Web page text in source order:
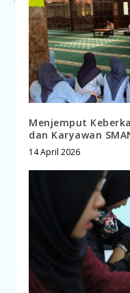
Menjemput
dan Karyawan
14 April 2026